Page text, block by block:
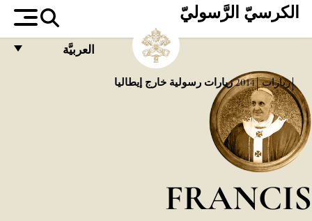
الكرسيّ الرَّسوليّ
العربيَّة
زيارات 2014 زيارات رسولية خارج إيطاليا
FRANCIS